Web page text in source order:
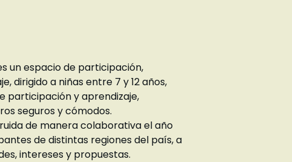
un espacio de participación,
dirigido a niñas entre 7 y 12 años,
participación y aprendizaje,
seguros y cómodos.
de manera colaborativa el año
de distintas regiones del país, a
intereses y propuestas.